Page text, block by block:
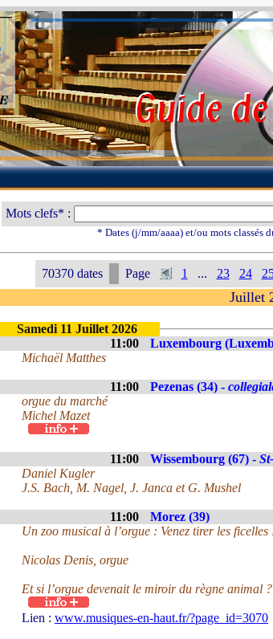
Mots clefs* :
* Dates (j/mm/aaaa) et/ou mots classés
70370 dates Page 1 ... 23 24
Juillet
Samedi 11 Juillet 2026
11:00
Luxembourg
Michaël Matthes
11:00 Pezenas (34) -
orgue du marché
Michel Mazet
11:00 Wissembourg (67) -
Daniel Kugler
J.S. Bach, M. Nagel, J. Janca et G. Mushel
11:00 Morez (39)
Un zoo musical à l’orgue : Venez tirer les ficelles
Nicolas Denis, orgue
Et si l’orgue devenait le miroir du règne animal ?
Lien : www.musiques-en-haut.fr/?page_id=3070